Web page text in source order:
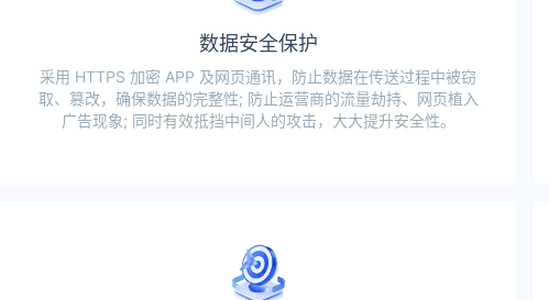
数据安全保护
采用 HTTPS 加密 APP 及网页通讯，防止数据在传送过程中被窃
取、篡改，确保数据的完整性; 防止运营商的流量劫持、网页植入
广告现象; 同时有效抵挡中间人的攻击，大大提升安全性。